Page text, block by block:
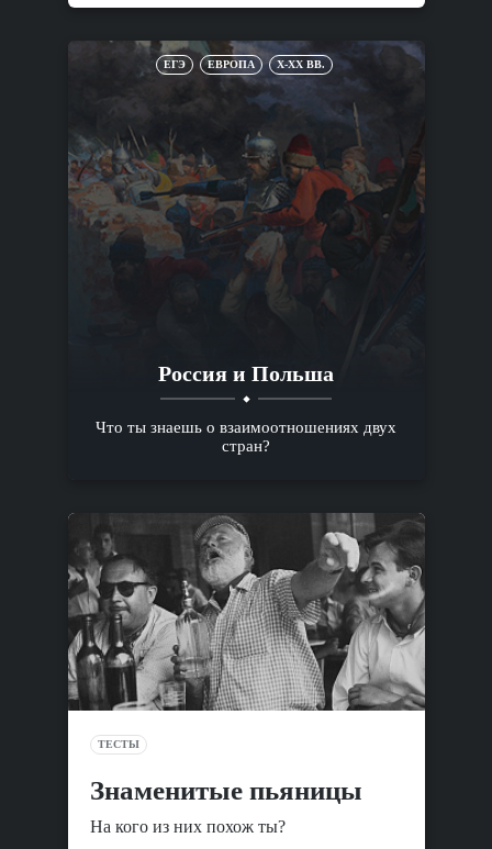
ЕГЭ ЕВРОПА X-XX ВВ.
Россия и Польша
Что ты знаешь о взаимоотношениях двух
стран?
ТЕСТЫ
Знаменитые пьяницы
На кого из них похож ты?